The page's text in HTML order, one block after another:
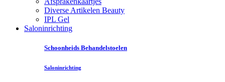
Diverse Artikelen Beauty
IPL Gel
Saloninrichting
Schoonheids Behandelstoelen
Saloninrichting